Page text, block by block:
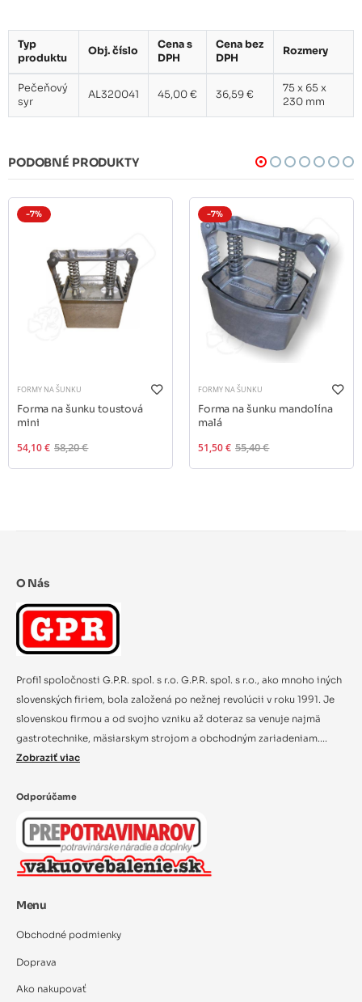
Typ
produktu
Obj. číslo
Cena s
DPH
Cena bez
DPH
Rozmery
Pečeňový
syr
AL320041 45,00 € 36,59 €
75 x 65 x
230 mm
PODOBNÉ PRODUKTY
-7%
FORMY NA ŠUNKU
Forma na šunku toustová
mini
54,10 € 58,20 €
-7%
FORMY NA ŠUNKU
Forma na šunku mandolína
malá
51,50 € 55,40 €
O Nás
Profil spoločnosti G.P.R. spol. s r.o. G.P.R. spol. s r.o., ako mnoho iných
slovenských firiem, bola založená po nežnej revolúcii v roku 1991. Je
slovenskou firmou a od svojho vzniku až doteraz sa venuje najmä
gastrotechnike, mäsiarskym strojom a obchodným zariadeniam....
Zobraziť viac
Odporúčame
Menu
Obchodné podmienky
Doprava
Ako nakupovať